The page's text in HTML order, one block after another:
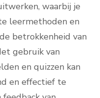
waarbij je
leermethoden en
betrokkenheid van
gebruik van
en quizzen kan
en effectief te